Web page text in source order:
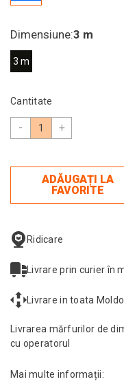
Dimensiune:3 m
3 m
Cantitate
- +
ADĂUGAȚI LA
FAVORITE
Ridicare
Livrare prin curier în
Livrare in toata
Livrarea mărfurilor de
cu operatorul
Mai multe informații: